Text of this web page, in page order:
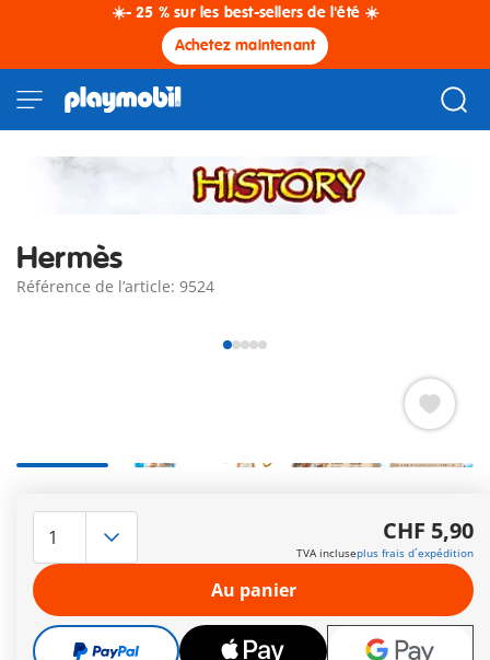
☀️- 25 % sur les best-sellers de l'été ☀️
Achetez maintenant
Hermès
Référence de l’article: 9524
voyageurs, des voyages, des commerçants, mais également
des voleurs et des orateurs. Hermès porte une couronne
dorée ailée, des sandales ailées ainsi que son attribut le
caducée Hermès et est accompagné de deux colombes.
Veuillez noter que cet article est uniquement disponible en
version grecque avec des textes en grec.
Autres informations
CHF 5,90
TVA incluseplus frais d´expédition
Au panier